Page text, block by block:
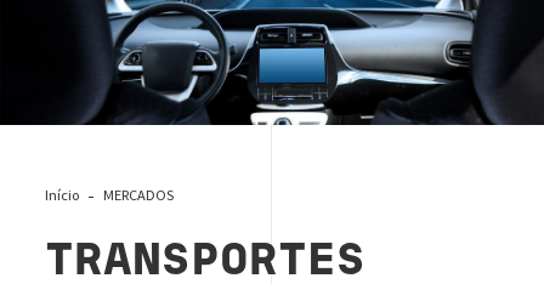
Início MERCADOS
TRANSPORTES